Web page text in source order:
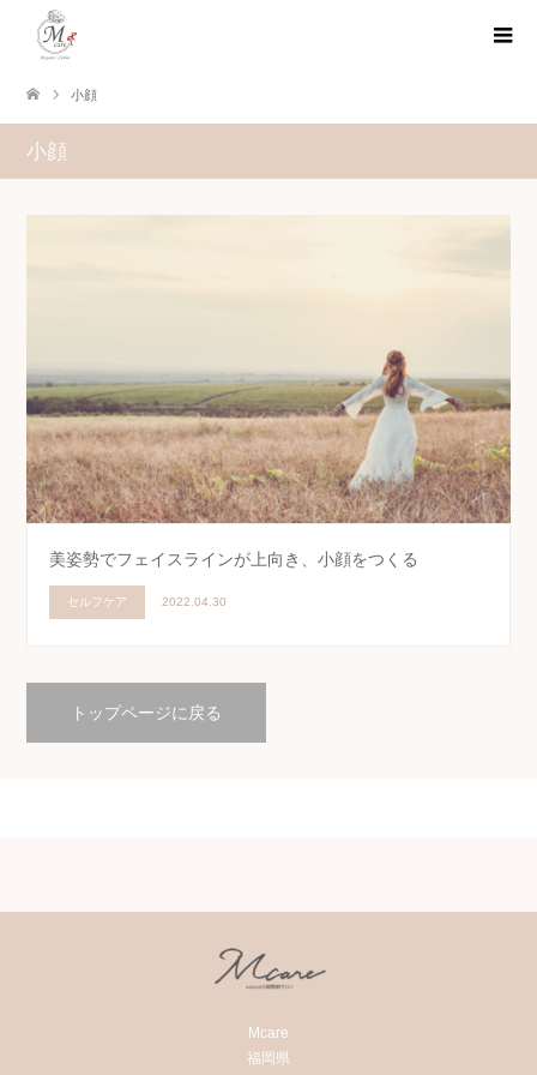
小顔
小顔
美姿勢でフェイスラインが上向き、小顔をつくる
セルフケア 2022.04.30
トップページに戻る
Mcare
福岡県